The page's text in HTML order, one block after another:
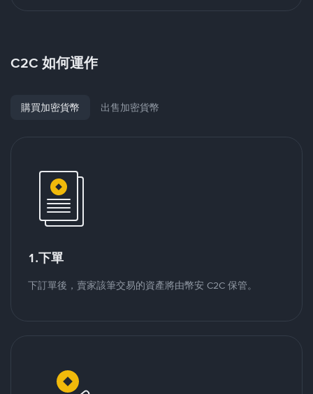
C2C 如何運作
購買加密貨幣 出售加密貨幣
1.下單
下訂單後，賣家該筆交易的資產將由幣安 C2C 保管。